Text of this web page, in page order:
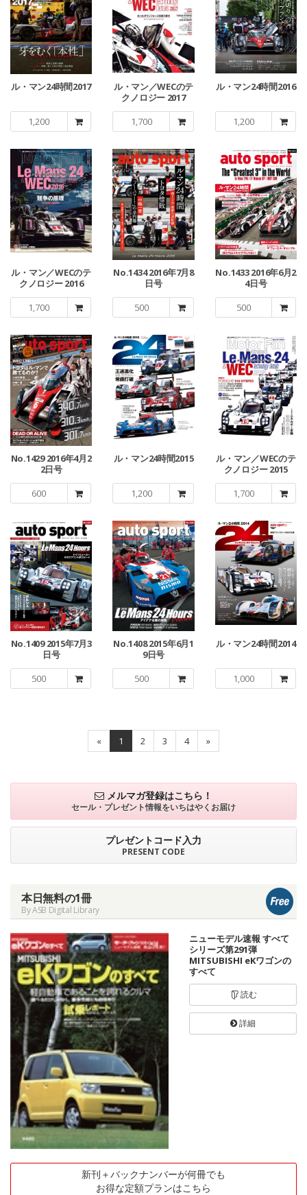
ル・マン24時間2017
1,200
ル・マン／WECのテ
クノロジー 2017
1,700
ル・マン24時間2016
1,200
ル・マン／WECのテ
クノロジー 2016
1,700
No.1434 2016年7月8
日号
500
No.1433 2016年6月2
4日号
500
No.1429 2016年4月2
2日号
600
ル・マン24時間2015
1,200
ル・マン／WECのテ
クノロジー 2015
1,700
No.1409 2015年7月3
日号
500
No.1408 2015年6月1
9日号
500
ル・マン24時間2014
1,000
« 1 2 3 4 »
メルマガ登録はこちら！
セール・プレゼント情報をいちはやくお届け
プレゼントコード入力
PRESENT CODE
本日無料の1冊
By ASB Digital Library
ニューモデル速報 すべて
シリーズ第291弾
MITSUBISHI eKワゴンの
すべて
読む
詳細
新刊＋バックナンバーが何冊でも
お得な定額プランはこちら